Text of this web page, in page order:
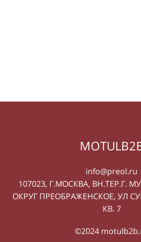
info@preol.ru
107023, Г.МОСКВА, ВН.ТЕР.Г.
ОКРУГ ПРЕОБРАЖЕНСКОЕ, УЛ
КВ. 7
©2024